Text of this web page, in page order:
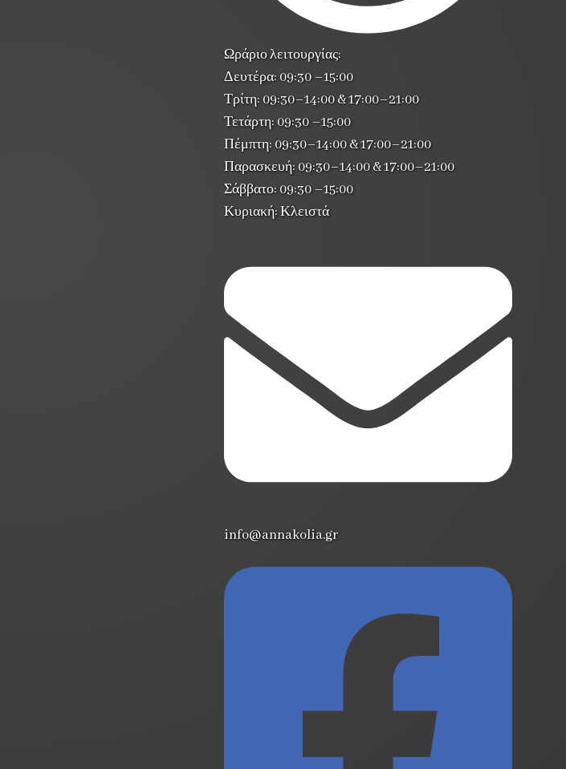
Ωράριο λειτουργίας:
Δευτέρα: 09:30 –15:00
Τρίτη: 09:30–14:00 & 17:00–21:00
Τετάρτη: 09:30 –15:00
Πέμπτη: 09:30–14:00 & 17:00–21:00
Παρασκευή: 09:30–14:00 & 17:00–21:00
Σάββατο: 09:30 –15:00
Κυριακή: Κλειστά
info@annakolia.gr